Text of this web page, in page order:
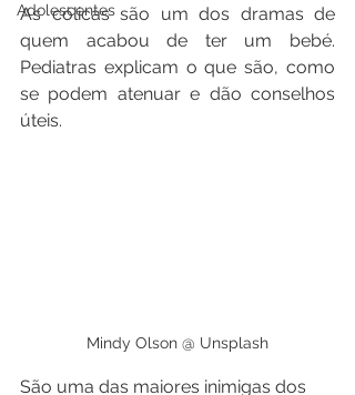
Adolescentes
As cólicas são um dos dramas de
quem acabou de ter um bebé.
Pediatras explicam o que são, como
se podem atenuar e dão conselhos
úteis.
Mindy Olson @ Unsplash
São uma das maiores inimigas dos